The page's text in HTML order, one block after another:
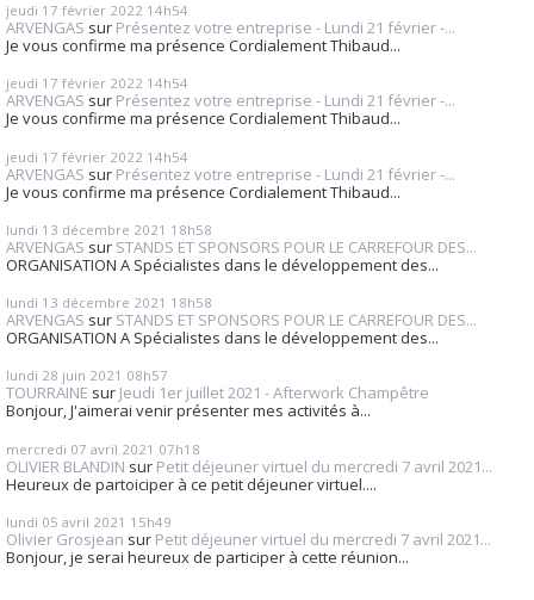
jeudi 17 février 2022 14h54
ARVENGAS sur Présentez votre entreprise - Lundi 21 février -...
Je vous confirme ma présence Cordialement Thibaud...
jeudi 17 février 2022 14h54
ARVENGAS sur Présentez votre entreprise - Lundi 21 février -...
Je vous confirme ma présence Cordialement Thibaud...
jeudi 17 février 2022 14h54
ARVENGAS sur Présentez votre entreprise - Lundi 21 février -...
Je vous confirme ma présence Cordialement Thibaud...
lundi 13 décembre 2021 18h58
ARVENGAS sur STANDS ET SPONSORS POUR LE CARREFOUR DES...
ORGANISATION A Spécialistes dans le développement des...
lundi 13 décembre 2021 18h58
ARVENGAS sur STANDS ET SPONSORS POUR LE CARREFOUR DES...
ORGANISATION A Spécialistes dans le développement des...
lundi 28 juin 2021 08h57
TOURRAINE sur Jeudi 1er juillet 2021 - Afterwork Champêtre
Bonjour, J'aimerai venir présenter mes activités à...
mercredi 07 avril 2021 07h18
OLIVIER BLANDIN sur Petit déjeuner virtuel du mercredi 7 avril 2021...
Heureux de partoiciper à ce petit déjeuner virtuel....
lundi 05 avril 2021 15h49
Olivier Grosjean sur Petit déjeuner virtuel du mercredi 7 avril 2021...
Bonjour, je serai heureux de participer à cette réunion...